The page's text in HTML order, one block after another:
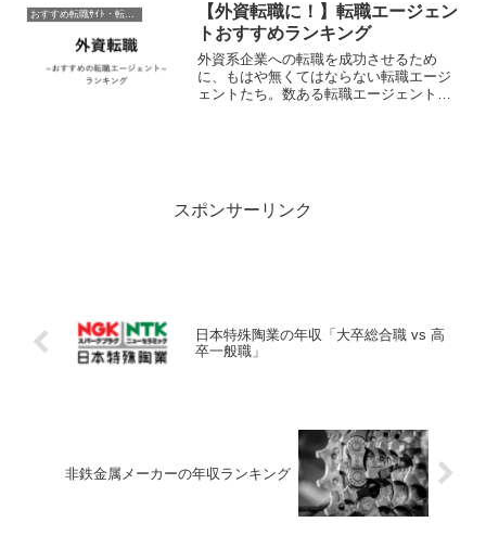
【外資転職に！】転職エージェン
トおすすめランキング
外資系企業への転職を成功させるため
に、もはや無くてはならない転職エージ
ェントたち。数ある転職エージェントの
スポンサーリンク
日本特殊陶業の年収「大卒総合職 vs 高
卒一般職」
非鉄金属メーカーの年収ランキング